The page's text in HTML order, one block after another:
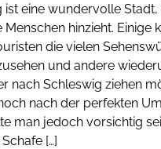
ist eine wundervolle Stadt,
Menschen hinzieht. Einige
die vielen
und andere
nach Schleswig ziehen
nach der perfekten
man jedoch vorsichtig
[…]